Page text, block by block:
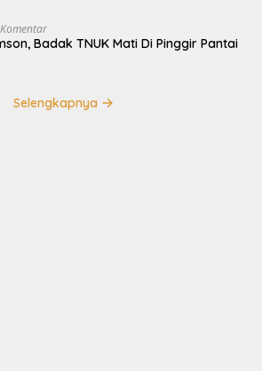
Badak TNUK Mati Di Pinggir Pantai
Selengkapnya